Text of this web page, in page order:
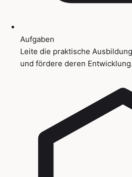
Aufgaben
Leite die praktische
und fördere deren Entwicklung.